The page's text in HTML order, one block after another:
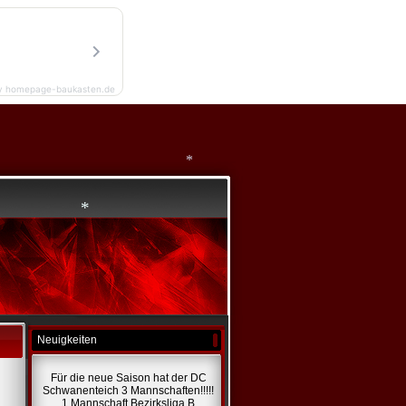
Neuigkeiten
Für die neue Saison hat der DC
Schwanenteich 3 Mannschaften!!!!!
1 Mannschaft Bezirksliga B
homepage-baukasten.de
*